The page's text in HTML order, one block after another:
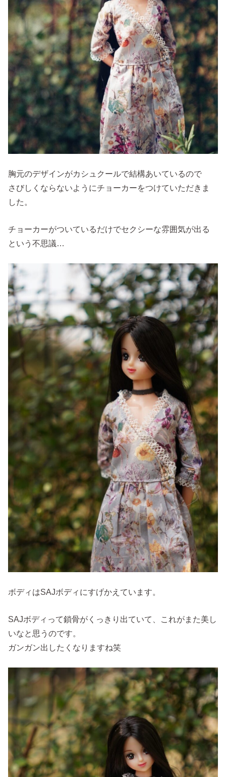
胸元のデザインがカシュクールで結構あいているので
さびしくならないようにチョーカーをつけていただきま
した。
チョーカーがついているだけでセクシーな雰囲気が出る
という不思議…
ボディはSAJボディにすげかえています。
SAJボディって鎖骨がくっきり出ていて、これがまた美し
いなと思うのです。
ガンガン出したくなりますね笑